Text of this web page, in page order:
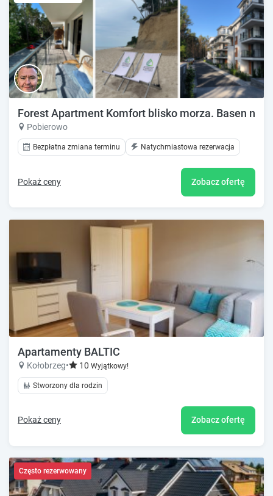
Forest Apartment Komfort blisko morza. Basen na
Pobierowo
Bezpłatna zmiana terminu Natychmiastowa rezerwacja
Pokaż ceny Zobacz ofertę
Apartamenty BALTIC
Kołobrzeg• 10 Wyjątkowy!
Stworzony dla rodzin
Pokaż ceny Zobacz ofertę
Często rezerwowany